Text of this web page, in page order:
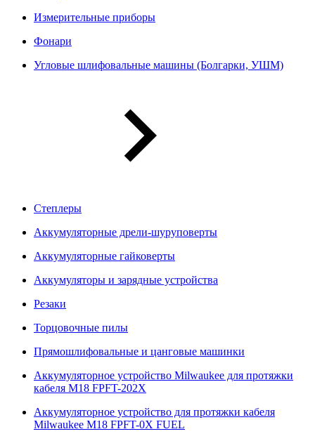
Измерительные приборы
Фонари
Угловые шлифовальные машины (Болгарки, УШМ)
Степлеры
Аккумуляторные дрели-шуруповерты
Аккумуляторные гайковерты
Аккумуляторы и зарядные устройства
Резаки
Торцовочные пилы
Прямошлифовальные и цанговые машинки
Аккумуляторное устройство Milwaukee для протяжки
кабеля M18 FPFT-202X
Аккумуляторное устройство для протяжки кабеля
Milwaukee M18 FPFT-0X FUEL